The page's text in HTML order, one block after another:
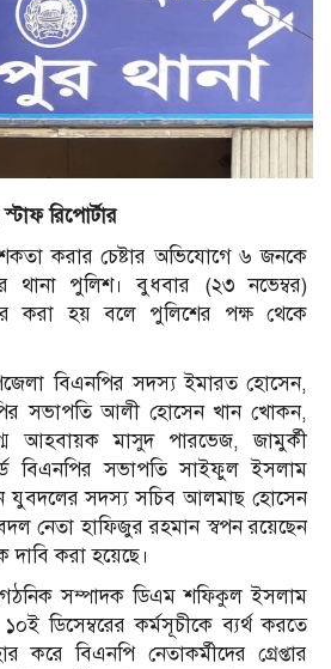
রিপোর্টার
করার চেষ্টার অভিযোগে ৬ জনকে
থানা পুলিশ। বুধবার (২৩ নভেম্বর)
করা হয় বলে পুলিশের পক্ষ থেকে
বিএনপির সদস্য ইমারত হোসেন,
সভাপতি আলী হোসেন খান খোকন,
আহবায়ক মাসুদ পারভেজ, জামুর্কী
বিএনপির সভাপতি সাইফুল ইসলাম
যুবদলের সদস্য সচিব আলমাছ হোসেন
নেতা হাফিজুর রহমান স্বপন রয়েছেন
দাবি করা হয়েছে।
সম্পাদক ডিএম শফিকুল ইসলাম
ডিসেম্বরের কর্মসূচীকে ব্যর্থ করতে
করে বিএনপি নেতাকর্মীদের গ্রেপ্তার